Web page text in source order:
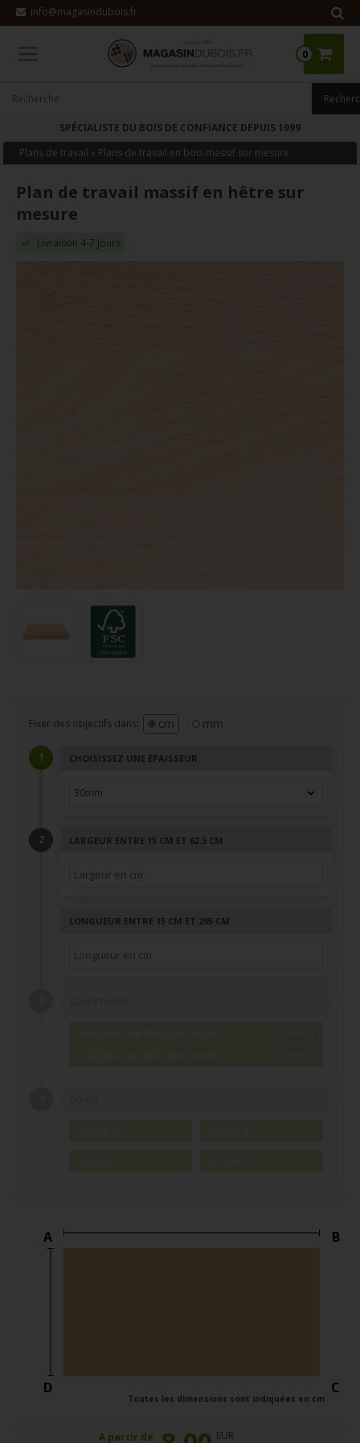
info@magasindubois.fr
0
SPÉCIALISTE DU BOIS DE CONFIANCE DEPUIS 1999
Plans de travail » Plans de travail en bois massif sur mesure
Plan de travail massif en hêtre sur
mesure
Livraison 4-7 Jours
Fixer des objectifs dans: cm mm
CHOISISSEZ UNE ÉPAISSEUR
LARGEUR ENTRE 15 CM ET 62.5 CM
LONGUEUR ENTRE 15 CM ET 295 CM
A B
C
D
Toutes les dimensions sont indiquées en cm
A partir de
EUR